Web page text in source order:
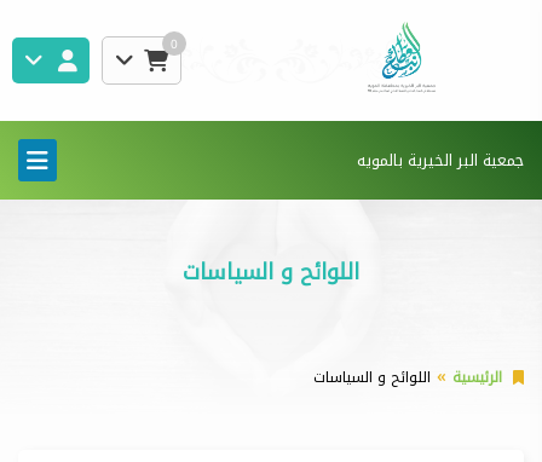
0
جمعية البر الخيرية بالمويه
اللوائح و السياسات
الرئيسية اللوائح و السياسات